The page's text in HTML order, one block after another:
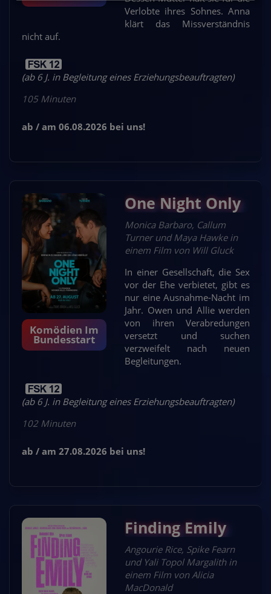
Verlobte ihres Sohnes. Anna
klärt das Missverständnis
nicht auf.
(ab 6 J. in Begleitung eines Erziehungsbeauftragten)
105 Minuten
ab / am 06.08.2026 bei uns!
Komödien Im
Bundesstart
One Night Only
Monica Barbaro, Callum
Turner und Maya Hawke in
einem Film von Will Gluck
In einer Gesellschaft, die Sex
vor der Ehe verbietet, gibt es
nur eine Ausnahme-Nacht im
Jahr. Owen und Allie werden
von ihren Verabredungen
versetzt und suchen
verzweifelt nach neuen
Begleitungen.
(ab 6 J. in Begleitung eines Erziehungsbeauftragten)
102 Minuten
ab / am 27.08.2026 bei uns!
Finding Emily
Angourie Rice, Spike Fearn
und Yali Topol Margalith in
einem Film von Alicia
MacDonald